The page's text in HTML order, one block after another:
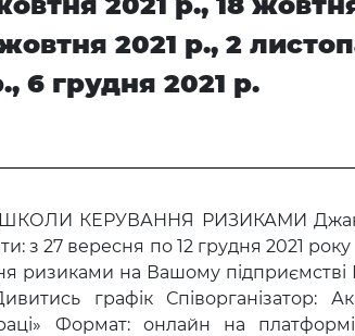
2021 р., 2
6 грудня 2021 р.
ШКОЛИ КЕРУВАННЯ РИЗИКАМИ
з 27 вересня по 12 грудня 2021 року
ризиками на Вашому підприємстві
графік Співорганізатор:
Формат: онлайн на платформі